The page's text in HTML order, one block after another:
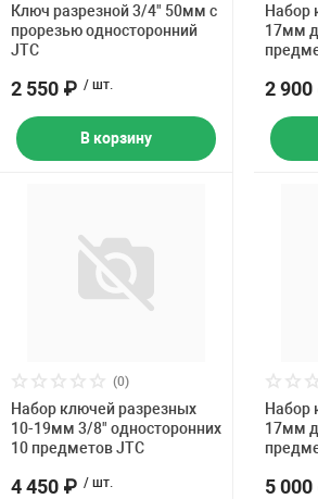
Ключ разрезной 3/4" 50мм с
прорезью односторонний
JTC
2 550 ₽ / шт.
В корзину
Набор
17мм
2
(0)
Набор ключей разрезных
10-19мм 3/8" односторонних
10 предметов JTC
4 450 ₽ / шт.
Набор
17мм
5